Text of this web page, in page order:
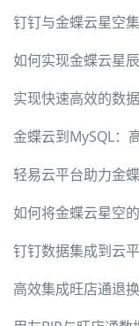
钉钉与金蝶云星空
如何实现金蝶云星
金蝶云到MySQL：
轻易云平台助力金
如何将金蝶云星空
钉钉数据集成到云
高效集成旺店通退